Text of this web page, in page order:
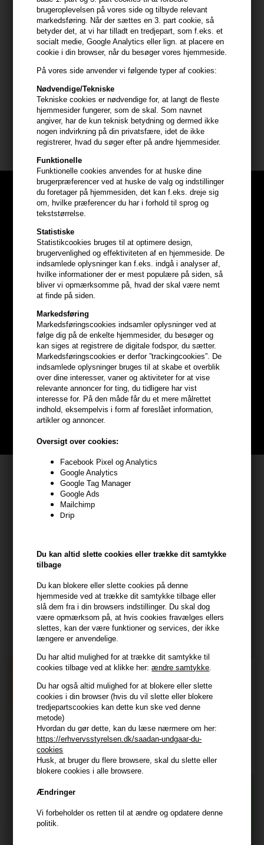
brugeroplevelsen på vores side og tilbyde relevant
markedsføring. Når der sættes en 3. part cookie, så
betyder det, at vi har tilladt en tredjepart, som f.eks. et
socialt medie, Google Analytics eller lign. at placere en
cookie i din browser, når du besøger vores hjemmeside.
På vores side anvender vi følgende typer af cookies:
Nødvendige/Tekniske
Tekniske cookies er nødvendige for, at langt de fleste
hjemmesider fungerer, som de skal. Som navnet
angiver, har de kun teknisk betydning og dermed ikke
nogen indvirkning på din privatsfære, idet de ikke
registrerer, hvad du søger efter på andre hjemmesider.
Funktionelle
Funktionelle cookies anvendes for at huske dine
brugerpræferencer ved at huske de valg og indstillinger
du foretager på hjemmesiden, det kan f.eks. dreje sig
om, hvilke præferencer du har i forhold til sprog og
tekststørrelse.
Statistiske
Statistikcookies bruges til at optimere design,
brugervenlighed og effektiviteten af en hjemmeside. De
indsamlede oplysninger kan f.eks. indgå i analyser af,
hvilke informationer der er mest populære på siden, så
bliver vi opmærksomme på, hvad der skal være nemt
at finde på siden.
Markedsføring
Markedsføringscookies indsamler oplysninger ved at
følge dig på de enkelte hjemmesider, du besøger og
kan siges at registrere de digitale fodspor, du sætter.
Markedsføringscookies er derfor ”trackingcookies”. De
indsamlede oplysninger bruges til at skabe et overblik
over dine interesser, vaner og aktiviteter for at vise
relevante annoncer for ting, du tidligere har vist
interesse for. På den måde får du et mere målrettet
indhold, eksempelvis i form af foreslået information,
artikler og annoncer.
Oversigt over cookies:
Facebook Pixel og Analytics
Google Analytics
Google Tag Manager
Google Ads
Mailchimp
Drip
Du kan altid slette cookies eller trække dit samtykke
tilbage
Du kan blokere eller slette cookies på denne
hjemmeside ved at trække dit samtykke tilbage eller
slå dem fra i din browsers indstillinger. Du skal dog
være opmærksom på, at hvis cookies fravælges ellers
slettes, kan der være funktioner og services, der ikke
længere er anvendelige.
Du har altid mulighed for at trække dit samtykke til
cookies tilbage ved at klikke her:ændre samtykke.
Du har også altid mulighed for at blokere eller slette
cookies i din browser (hvis du vil slette eller blokere
tredjepartscookies kan dette kun ske ved denne
metode)
Hvordan du gør dette, kan du læse nærmere om her:
https://erhvervsstyrelsen.dk/saadan-undgaar-du-
cookies
Husk, at bruger du flere browsere, skal du slette eller
blokere cookies i alle browsere.
Ændringer
Vi forbeholder os retten til at ændre og opdatere denne
politik.
- giver fylde til fint hår
- efterlader ingen synlige produktrester
Anvendelse
- fordel jævnt i tørt hår fra en afstand på 20-30 cm
- massér ind i håret og børst håret igennem
Størrelse: 300 ml
Affinage Mode
Optjen5% bonuskronerpå
hele din ordre
Bliv helt gratis en del af vores kundeklub og optjen rabatter når du
handler
Kundeservice
Frisenborgvej 6A
kundeservice@hair247.dk
Tlf. 23839799 (hverdage 9-14)
Modtag tilbud mm
Tilmeld dig nyhedsbrev - du kan altid afmelde det igen.
TILMELD
ConsentJeg accepterer vilkår og betingelser.
Læs mere her
Husk at vi har
Gratis fragt til ved køb over 399 kr på udvalgte fragtformer
356 dages returret
Tilmeld dig nyhedsbrevet
Og modtag nyheder, eksklusive tilbud og rabatter